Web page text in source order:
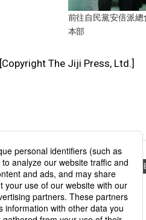
前往自民黨安倍派
本部
[Copyright The Jiji Press, Ltd.]
政治 自民黨 安倍